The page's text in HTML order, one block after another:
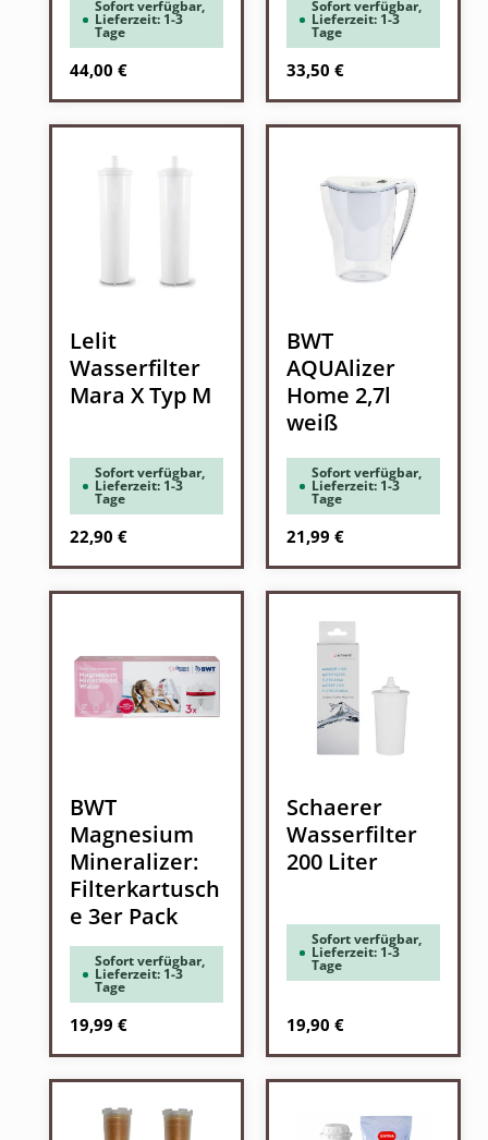
Sofort verfügbar,
Lieferzeit: 1-3
Tage
Regulärer Preis:
44,00 €
Sofort verfügbar,
Lieferzeit: 1-3
Tage
Regulärer Preis:
33,50 €
Lelit
Wasserfilter
Mara X Typ M
Sofort verfügbar,
Lieferzeit: 1-3
Tage
Regulärer Preis:
22,90 €
BWT
AQUAlizer
Home 2,7l
weiß
Sofort verfügbar,
Lieferzeit: 1-3
Tage
Regulärer Preis:
21,99 €
BWT
Magnesium
Mineralizer:
Filterkartusch
e 3er Pack
Sofort verfügbar,
Lieferzeit: 1-3
Tage
Regulärer Preis:
19,99 €
Schaerer
Wasserfilter
200 Liter
Sofort verfügbar,
Lieferzeit: 1-3
Tage
Regulärer Preis:
19,90 €